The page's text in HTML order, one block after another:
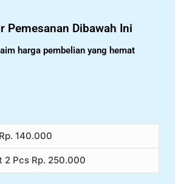
Pemesanan Dibawah Ini
harga pembelian yang hemat
140.000
2 Pcs Rp. 250.000